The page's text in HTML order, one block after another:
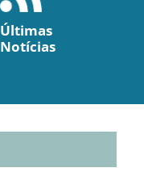
Últimas
Notícias